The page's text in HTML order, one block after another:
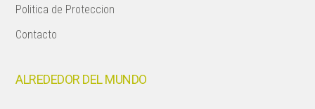
Politica de Proteccion
Contacto
ALREDEDOR DEL MUNDO